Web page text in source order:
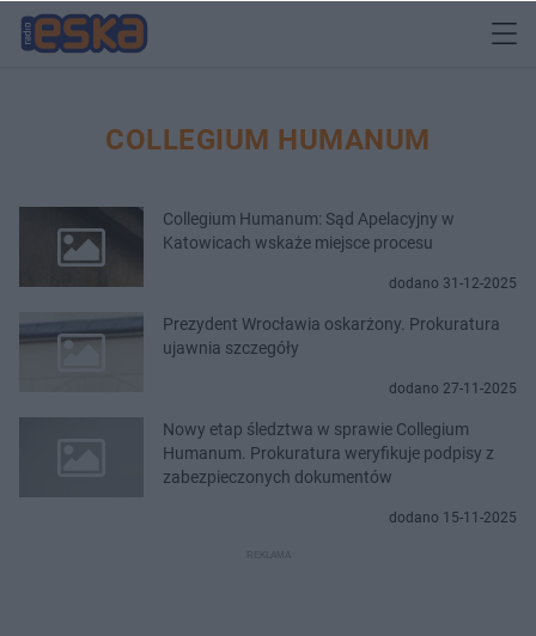
COLLEGIUM HUMANUM
Collegium Humanum: Sąd Apelacyjny w
Katowicach wskaże miejsce procesu
dodano 31-12-2025
Prezydent Wrocławia oskarżony. Prokuratura
ujawnia szczegóły
dodano 27-11-2025
Nowy etap śledztwa w sprawie Collegium
Humanum. Prokuratura weryfikuje podpisy z
zabezpieczonych dokumentów
dodano 15-11-2025